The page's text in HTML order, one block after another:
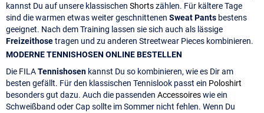
kannst Du auf unsere klassischen Shortszählen. Für kältere Tage
sind die warmen etwas weiter geschnittenen Sweat Pants bestens
geeignet. Nach dem Training lassen sie sich auch als lässige
Freizeithosetragen und zu anderen Streetwear Pieces kombinieren.
MODERNE TENNISHOSEN ONLINE BESTELLEN
Die FILATennishosen kannst Du so kombinieren, wie es Dir am
besten gefällt. Für den klassischen Tennislook passt ein Poloshirt
besonders gut dazu. Auch die passenden Accessoireswie ein
Schweißband oder Cap sollte im Sommer nicht fehlen. Wenn Du